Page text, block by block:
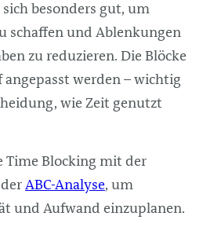
besonders gut, um
schaffen und Ablenkungen
zu reduzieren. Die Blöcke
werden – wichtig
wie Zeit genutzt
Time Blocking mit der
ABC-Analyse, um
und Aufwand einzuplanen.